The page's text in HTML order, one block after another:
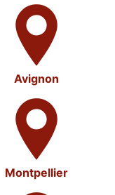
Avignon
Montpellier